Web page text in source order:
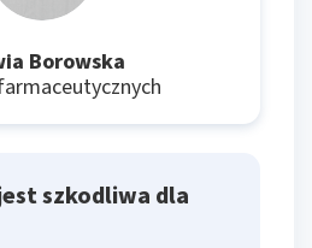
Borowska
szkodliwa dla